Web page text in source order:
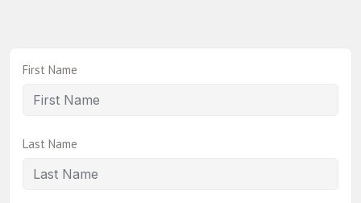
First Name
Last Name